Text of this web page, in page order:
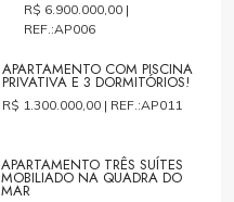
R$ 6.900.000,00 |
REF.:AP006
APARTAMENTO COM PISCINA
PRIVATIVA E 3 DORMITÓRIOS!
R$ 1.300.000,00 | REF.:AP011
APARTAMENTO TRÊS SUÍTES
MOBILIADO NA QUADRA DO
MAR